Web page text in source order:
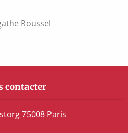
Roussel
contacter
75008 Paris